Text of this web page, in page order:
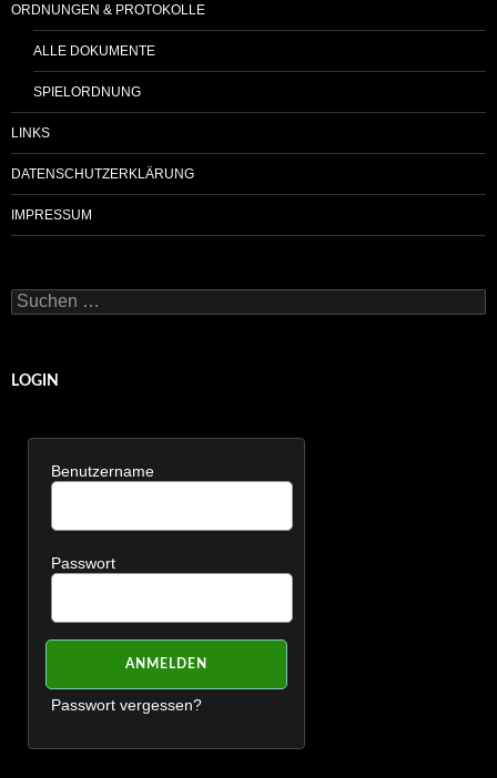
ORDNUNGEN & PROTOKOLLE
ALLE DOKUMENTE
SPIELORDNUNG
LINKS
DATENSCHUTZERKLÄRUNG
IMPRESSUM
Suchen
nach:
LOGIN
Benutzername
Passwort
Passwort vergessen?